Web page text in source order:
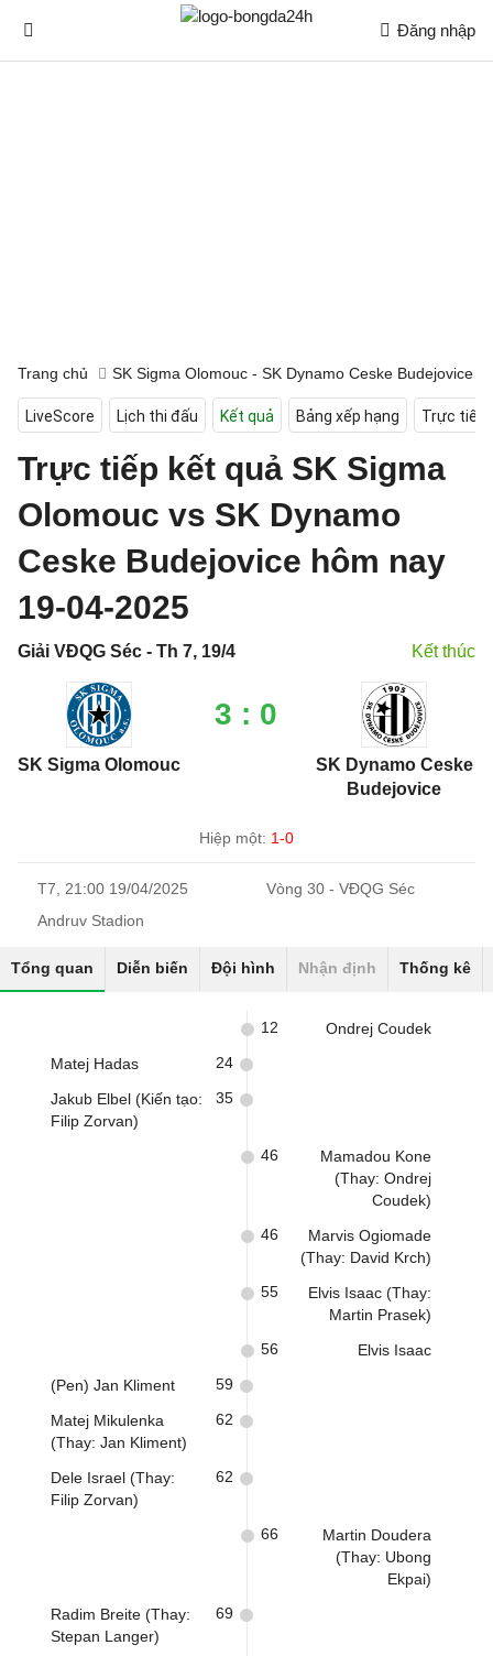
Đăng nhập
Trang chủ SK Sigma Olomouc - SK Dynamo Ceske Budejovice
LiveScore Lịch thi đấu Kết quả Bảng xếp hạng Trực tiếp
Trực tiếp kết quả SK Sigma
Olomouc vs SK Dynamo
Ceske Budejovice hôm nay
19-04-2025
Giải VĐQG Séc - Th 7, 19/4 Kết thúc
SK Sigma Olomouc
3 : 0
SK Dynamo Ceske
Budejovice
Hiệp một: 1-0
T7, 21:00 19/04/2025
Vòng 30 - VĐQG Séc
Andruv Stadion
Tổng quan Diễn biến Đội hình Nhận định Thống kê
Ondrej Coudek
12
Matej Hadas 24
Jakub Elbel (Kiến tạo:
Filip Zorvan)
35
Mamadou Kone
(Thay: Ondrej
Coudek)
46
Marvis Ogiomade
(Thay: David Krch)
46
Elvis Isaac (Thay:
Martin Prasek)
55
Elvis Isaac
56
(Pen) Jan Kliment 59
Matej Mikulenka
(Thay: Jan Kliment)
62
Dele Israel (Thay:
Filip Zorvan)
62
Martin Doudera
(Thay: Ubong
Ekpai)
66
Radim Breite (Thay:
Stepan Langer)
69